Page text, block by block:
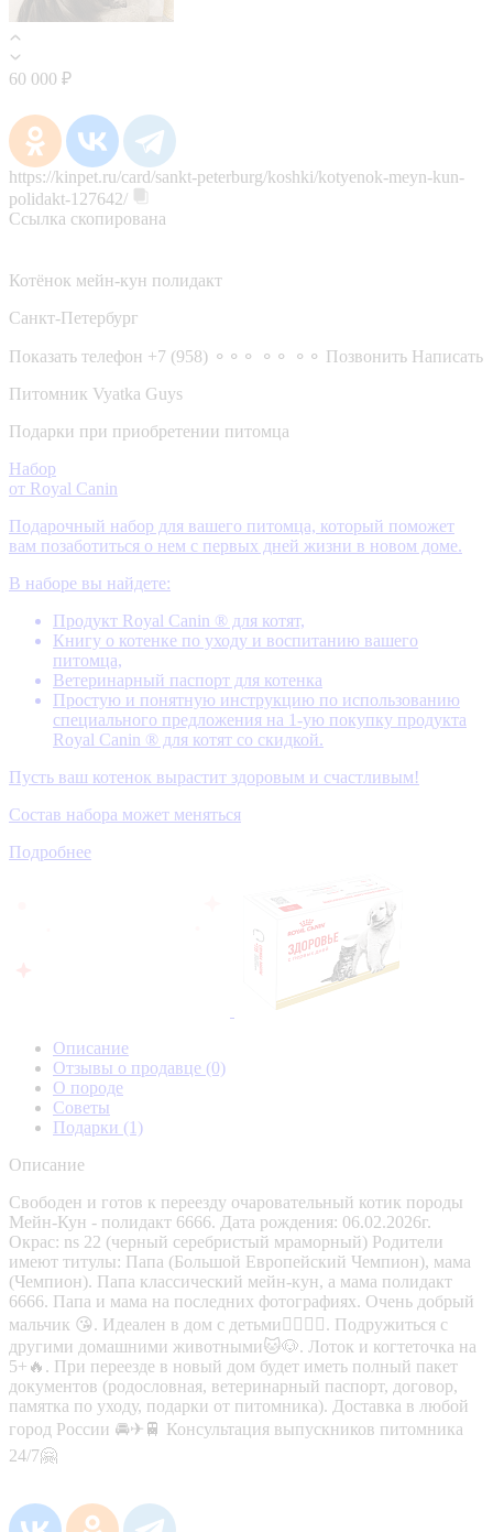
60 000 ₽
https://kinpet.ru/card/sankt-peterburg/koshki/kotyenok-meyn-kun-
polidakt-127642/
Ссылка скопирована
Котёнок мейн-кун полидакт
Санкт-Петербург
Показать телефон +7 (958) ⚬⚬⚬ ⚬⚬ ⚬⚬ Позвонить Написать
Питомник Vyatka Guys
Подарки при приобретении питомца
Набор
от Royal Canin
Подарочный набор для вашего питомца, который поможет
вам позаботиться о нем с первых дней жизни в новом доме.
В наборе вы найдете:
Продукт Royal Canin ® для котят,
Книгу о котенке по уходу и воспитанию вашего
питомца,
Ветеринарный паспорт для котенка
Простую и понятную инструкцию по использованию
специального предложения на 1-ую покупку продукта
Royal Canin ® для котят со скидкой.
Пусть ваш котенок вырастит здоровым и счастливым!
Состав набора может меняться
Подробнее
Описание
Отзывы о продавце (0)
О породе
Советы
Подарки (1)
Описание
Свободен и готов к переезду очаровательный котик породы
Мейн-Кун - полидакт 6666. Дата рождения: 06.02.2026г.
Окрас: ns 22 (черный серебристый мраморный) Родители
имеют титулы: Папа (Большой Европейский Чемпион), мама
(Чемпион). Папа классический мейн-кун, а мама полидакт
6666. Папа и мама на последних фотографиях. Очень добрый
мальчик 😘. Идеален в дом с детьми👱‍♂️👱‍♀️. Подружиться с
другими домашними животными🐱🐶. Лоток и когтеточка на
5+🔥. При переезде в новый дом будет иметь полный пакет
документов (родословная, ветеринарный паспорт, договор,
памятка по уходу, подарки от питомника). Доставка в любой
город России 🚘✈🚆 Консультация выпускников питомника
24/7🤗